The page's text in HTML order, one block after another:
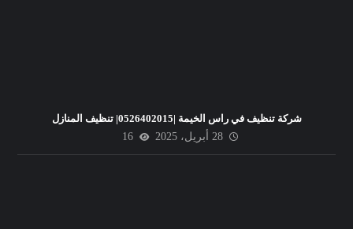
شركة تنظيف في راس الخيمة |0526402015| تنظيف المنازل
28 أبريل، 2025
16